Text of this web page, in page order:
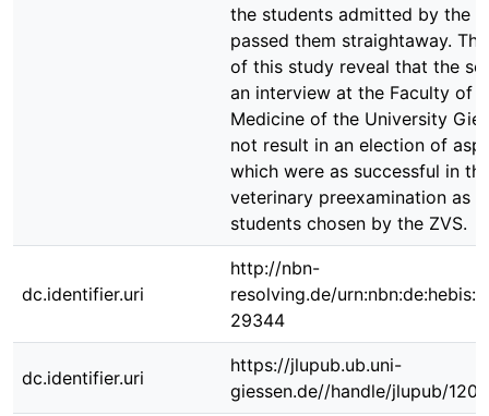
the students admitted by the
passed them straightaway.
of this study reveal that the
an interview at the Faculty of
Medicine of the University
not result in an election of
which were as successful in
veterinary preexamination as
students chosen by the ZVS.
dc.identifier.uri
http://nbn-
resolving.de/
29344
dc.identifier.uri
https://jlupub.ub.uni-
giessen.de//handle/jlupub/